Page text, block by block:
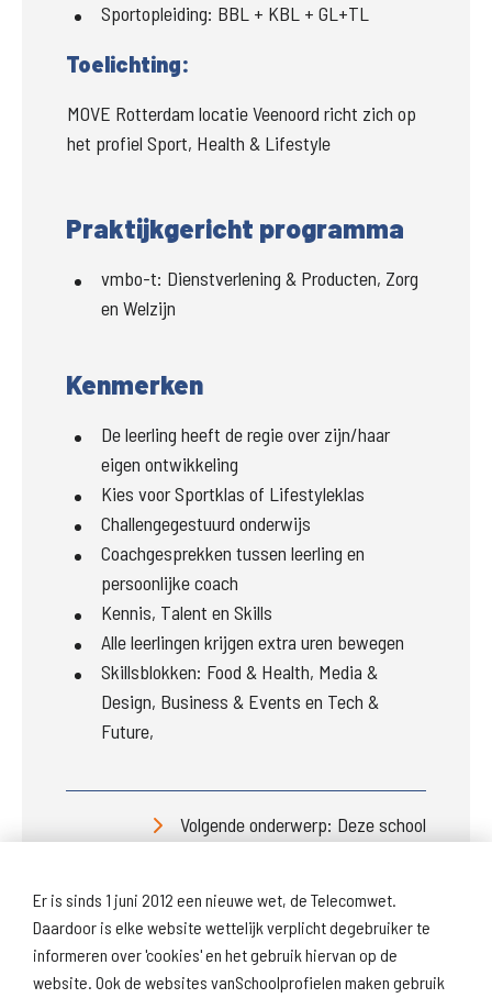
Er is sinds 1 juni 2012 een nieuwe wet, de Telecomwet.
Daardoor is elke website wettelijk verplicht degebruiker te
informeren over 'cookies' en het gebruik hiervan op de
website. Ook de websites vanSchoolprofielen maken gebruik
Sportopleiding: BBL + KBL + GL+TL
Toelichting:
MOVE Rotterdam locatie Veenoord richt zich op
het profiel Sport, Health & Lifestyle
Praktijkgericht programma
vmbo-t: Dienstverlening & Producten, Zorg
en Welzijn
Kenmerken
De leerling heeft de regie over zijn/haar
eigen ontwikkeling
Kies voor Sportklas of Lifestyleklas
Challengegestuurd onderwijs
Coachgesprekken tussen leerling en
persoonlijke coach
Kennis, Talent en Skills
Alle leerlingen krijgen extra uren bewegen
Skillsblokken: Food & Health, Media &
Design, Business & Events en Tech &
Future,
Volgende onderwerp: Deze school